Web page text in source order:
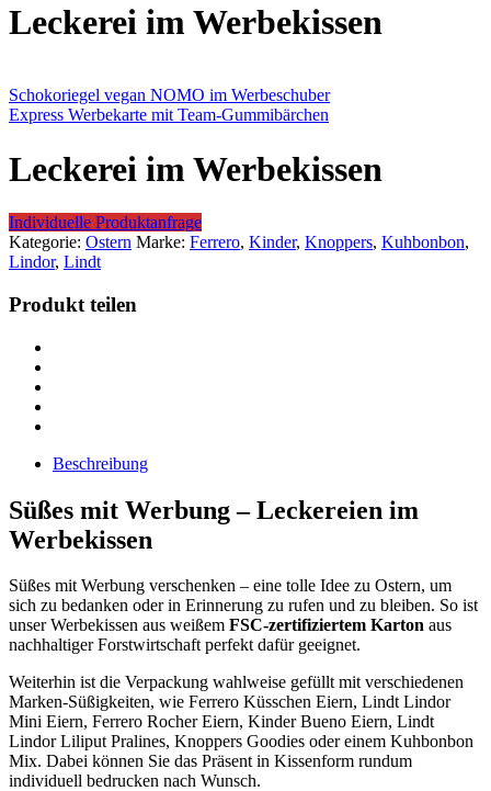
Leckerei im Werbekissen
Schokoriegel vegan NOMO im Werbeschuber
Express Werbekarte mit Team-Gummibärchen
Leckerei im Werbekissen
Individuelle Produktanfrage
Kategorie: Ostern Marke: Ferrero, Kinder, Knoppers, Kuhbonbon,
Lindor, Lindt
Produkt teilen
Beschreibung
Süßes mit Werbung – Leckereien im
Werbekissen
Süßes mit Werbung verschenken – eine tolle Idee zu Ostern, um
sich zu bedanken oder in Erinnerung zu rufen und zu bleiben. So ist
unser Werbekissen aus weißem FSC-zertifiziertem Karton aus
nachhaltiger Forstwirtschaft perfekt dafür geeignet.
Weiterhin ist die Verpackung wahlweise gefüllt mit verschiedenen
Marken-Süßigkeiten, wie Ferrero Küsschen Eiern, Lindt Lindor
Mini Eiern, Ferrero Rocher Eiern, Kinder Bueno Eiern, Lindt
Lindor Liliput Pralines, Knoppers Goodies oder einem Kuhbonbon
Mix. Dabei können Sie das Präsent in Kissenform rundum
individuell bedrucken nach Wunsch.